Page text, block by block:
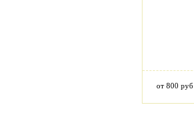
от 800 руб